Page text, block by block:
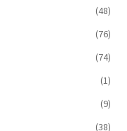
(48)
(76)
(74)
(1)
(9)
(38)